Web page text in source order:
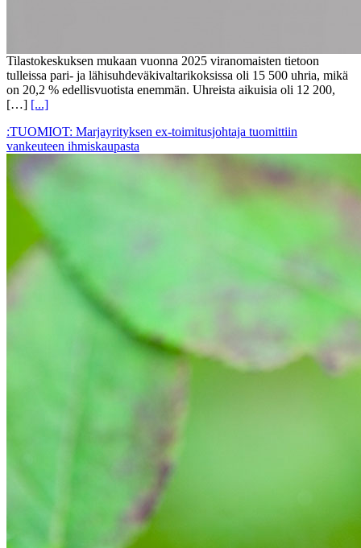
Tilastokeskuksen mukaan vuonna 2025 viranomaisten tietoon
tulleissa pari- ja lähisuhdeväkivaltarikoksissa oli 15 500 uhria, mikä
on 20,2 % edellisvuotista enemmän. Uhreista aikuisia oli 12 200,
[…] [...]
:TUOMIOT: Marjayrityksen ex-toimitusjohtaja tuomittiin
vankeuteen ihmiskaupasta